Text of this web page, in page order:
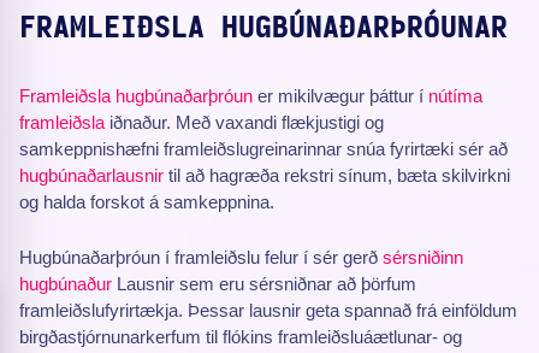
FRAMLEIÐSLA HUGBÚNAÐARÞRÓUNAR
Framleiðsla hugbúnaðarþróun er mikilvægur þáttur í nútíma
framleiðsla iðnaður. Með vaxandi flækjustigi og
samkeppnishæfni framleiðslugreinarinnar snúa fyrirtæki sér að
hugbúnaðarlausnir til að hagræða rekstri sínum, bæta skilvirkni
og halda forskot á samkeppnina.
Hugbúnaðarþróun í framleiðslu felur í sér gerð sérsniðinn
hugbúnaður Lausnir sem eru sérsniðnar að þörfum
framleiðslufyrirtækja. Þessar lausnir geta spannað frá einföldum
birgðastjórnunarkerfum til flókins framleiðsluáætlunar- og